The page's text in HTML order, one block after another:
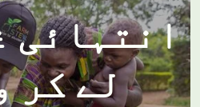
انتہائی
لے کر